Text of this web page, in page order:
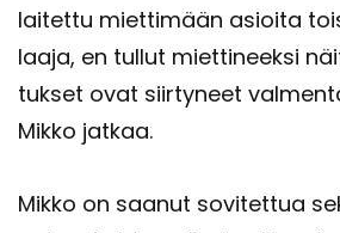
lai­tet­tu miet­ti­mään asioi­ta
laa­ja, en tul­lut miet­ti­neek­si
tuk­set ovat siir­ty­neet
Mikko jat­kaa.
Mikko on saa­nut so­vi­tet­tua